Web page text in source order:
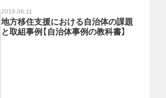
2019.06.11
地方移住支援における自治体の課題
と取組事例【自治体事例の教科書】